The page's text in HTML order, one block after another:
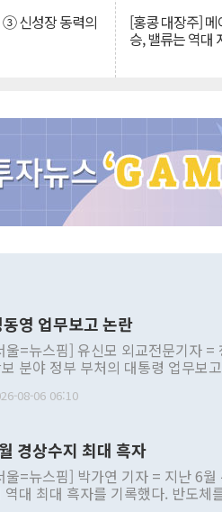
③ 신성장 동력의 [홍콩 대장주]
승, 밸류는 역대
동영 업무보고 논란
울=뉴스핌] 유신모 외교전문기자 =
분야 정부 부처의 대통령 업무보
중에는 정부 내 조율을 거치지 않
적 희망에 근거한 비현실적 구상'
대북 정책 관련 발언이 물의를 빚
부처 장관이 공개적으로 부정적 입
무리한 대북 접근법과 월권을 제
08-06 06:10
경상수지 최대 흑자
울=뉴스핌] 박가연 기자 = 지난 6
역대 최대 흑자를 기록했다. 반도